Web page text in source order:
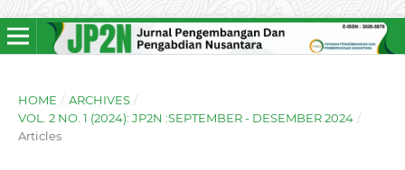
HOME / ARCHIVES /
VOL. 2 NO. 1 (2024): JP2N :SEPTEMBER - DESEMBER 2024 /
Articles